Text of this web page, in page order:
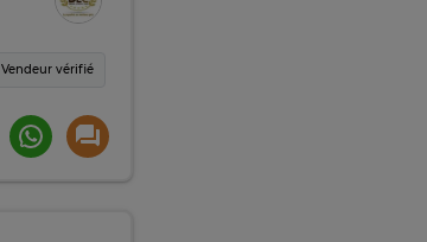
Vendeur vérifié